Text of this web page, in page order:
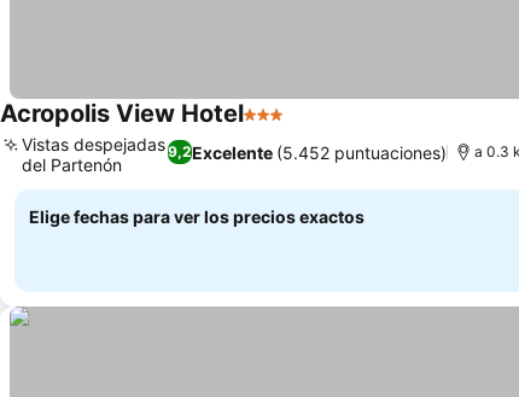
Acropolis View Hotel3 Estrellas
9,2Excelente (5.452 puntuaciones)
Vistas despejadas
del Partenón
a 0.3
Elige fechas para ver los precios exactos